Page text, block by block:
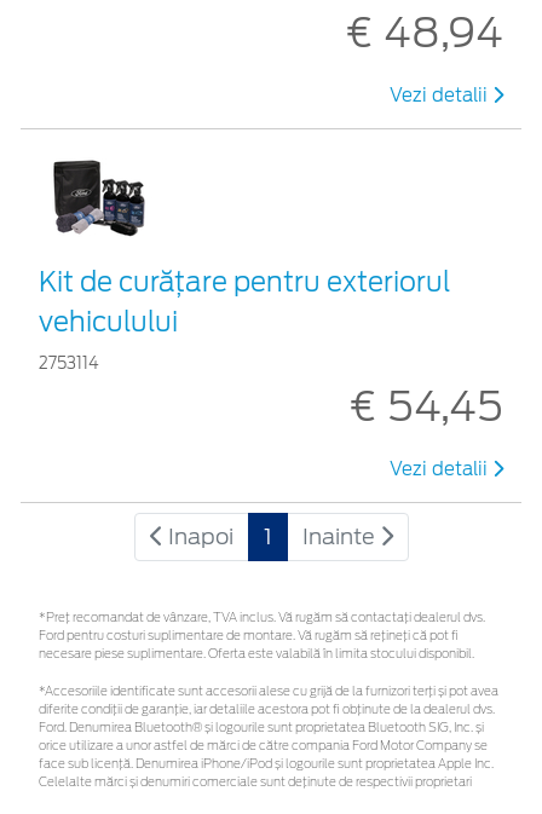
€ 48,94
Vezi detalii
Kit de curățare pentru exteriorul
vehiculului
2753114
€ 54,45
Vezi detalii
Inapoi 1 Inainte
*Preţ recomandat de vânzare, TVA inclus. Vă rugăm să contactaţi dealerul dvs.
Ford pentru costuri suplimentare de montare. Vă rugăm să rețineți că pot fi
necesare piese suplimentare. Oferta este valabilă în limita stocului disponibil.
*Accesoriile identificate sunt accesorii alese cu grijă de la furnizori terți și pot avea
diferite condiții de garanție, iar detaliile acestora pot fi obținute de la dealerul dvs.
Ford. Denumirea Bluetooth® și logourile sunt proprietatea Bluetooth SIG, Inc. și
orice utilizare a unor astfel de mărci de către compania Ford Motor Company se
face sub licență. Denumirea iPhone/iPod și logourile sunt proprietatea Apple Inc.
Celelalte mărci și denumiri comerciale sunt deținute de respectivii proprietari